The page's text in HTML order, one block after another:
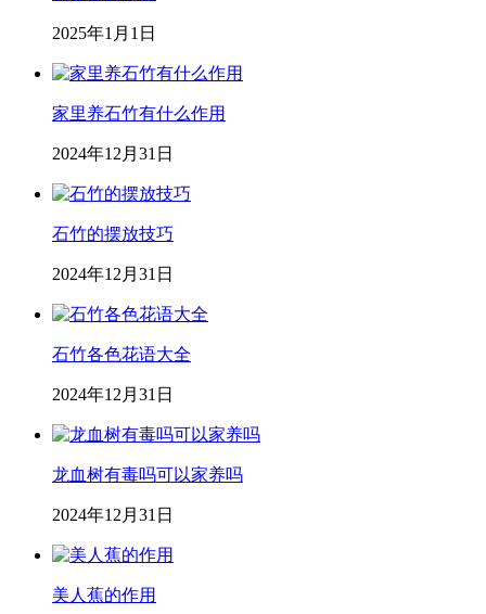
2025年1月1日
家里养石竹有什么作用
2024年12月31日
石竹的摆放技巧
2024年12月31日
石竹各色花语大全
2024年12月31日
龙血树有毒吗可以家养吗
2024年12月31日
美人蕉的作用